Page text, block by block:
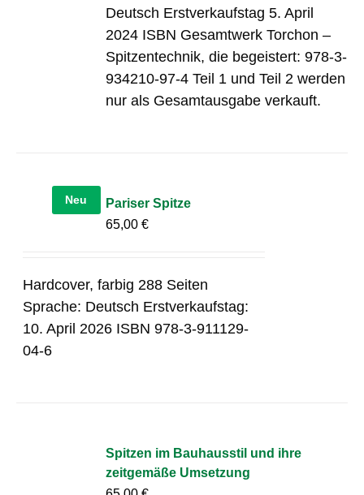
Deutsch Erstverkaufstag 5. April
2024 ISBN Gesamtwerk Torchon –
Spitzentechnik, die begeistert: 978-3-
934210-97-4 Teil 1 und Teil 2 werden
nur als Gesamtausgabe verkauft.
Neu
Pariser Spitze
65,00€
Hardcover, farbig 288 Seiten
Sprache: Deutsch Erstverkaufstag:
10. April 2026 ISBN 978-3-911129-
04-6
Spitzen im Bauhausstil und ihre
zeitgemäße Umsetzung